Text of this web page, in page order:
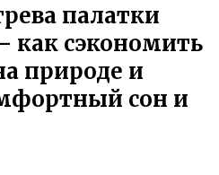
палатки
как сэкономить
природе и
сон и